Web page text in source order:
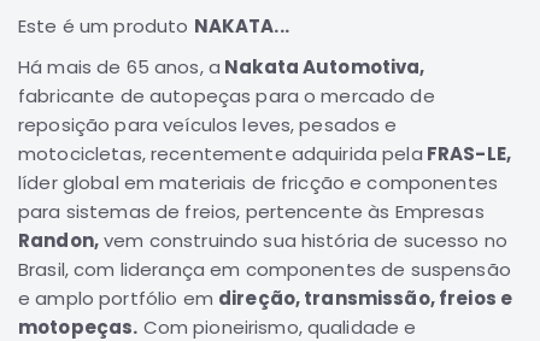
Full
Motor
Suspensão
Freio
Correias
Filtros
Transmissão
Elétrica
Acessórios
Este é um produto NAKATA...
Há mais de 65 anos, a Nakata Automotiva,
fabricante de autopeças para o mercado de
reposição para veículos leves, pesados e
motocicletas, recentemente adquirida pela FRAS-LE,
líder global em materiais de fricção e componentes
para sistemas de freios, pertencente às Empresas
Randon,vem construindo sua história de sucesso no
Brasil, com liderança em componentes de suspensão
e amplo portfólio em direção, transmissão, freios e
motopeças. Com pioneirismo, qualidade e